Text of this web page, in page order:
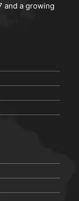
and a growing